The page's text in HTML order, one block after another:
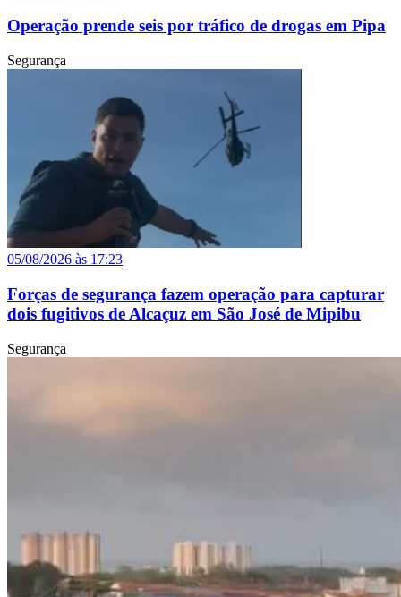
Operação prende seis por tráfico de drogas em Pipa
Segurança
05/08/2026 às 17:23
Forças de segurança fazem operação para capturar
dois fugitivos de Alcaçuz em São José de Mipibu
Segurança